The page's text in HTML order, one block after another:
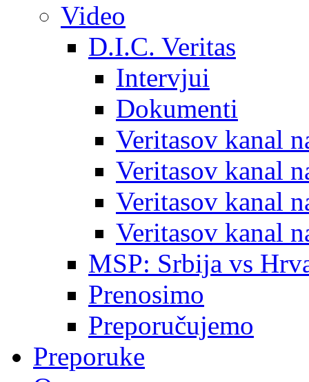
Video
D.I.C. Veritas
Intervjui
Dokumenti
Veritasov kanal
Veritasov kanal
Veritasov kanal
Veritasov kanal
MSP: Srbija vs
Prenosimo
Preporučujemo
Preporuke